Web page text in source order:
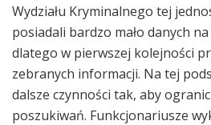
Wydziału Kryminalnego tej
posiadali bardzo mało danych
dlatego w pierwszej kolejności
zebranych informacji. Na tej
dalsze czynności tak, aby
poszukiwań. Funkcjonariusze